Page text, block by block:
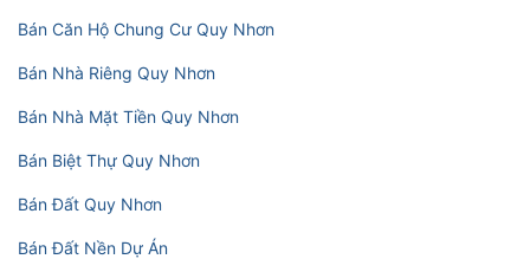
Bán Căn Hộ Chung Cư Quy Nhơn
Bán Nhà Riêng Quy Nhơn
Bán Nhà Mặt Tiền Quy Nhơn
Bán Biệt Thự Quy Nhơn
Bán Đất Quy Nhơn
Bán Đất Nền Dự Án